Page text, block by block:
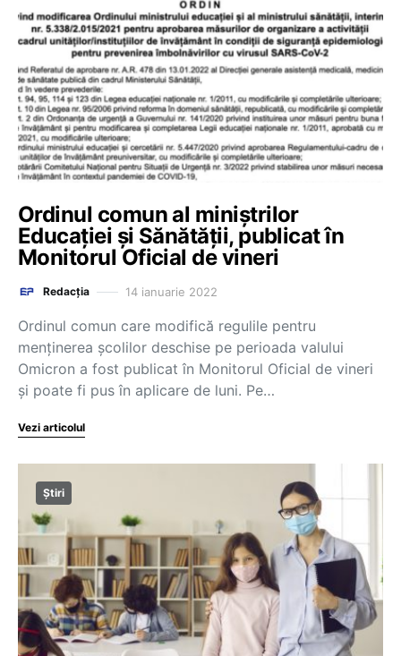
Ordinul comun al miniștrilor
Educației și Sănătății, publicat în
Monitorul Oficial de vineri
Redacția 14 ianuarie 2022
Ordinul comun care modifică regulile pentru
menținerea școlilor deschise pe perioada valului
Omicron a fost publicat în Monitorul Oficial de vineri
și poate fi pus în aplicare de luni. Pe…
Vezi articolul
Știri